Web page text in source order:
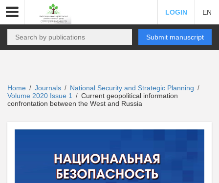
LOGIN EN
Submit manuscript
Home / Journals / National Security and Strategic Planning /
Volume 2020 Issue 1 / Current geopolitical information
confrontation between the West and Russia